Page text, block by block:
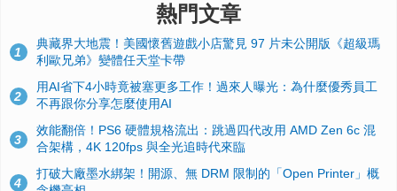
熱門文章
1
典藏界大地震！美國懷舊遊戲小店驚見 97 片未公開版《超級瑪
利歐兄弟》變體任天堂卡帶
2
用AI省下4小時竟被塞更多工作！過來人曝光：為什麼優秀員工
不再跟你分享怎麼使用AI
3
效能翻倍！PS6 硬體規格流出：跳過四代改用 AMD Zen 6c 混
合架構，4K 120fps 與全光追時代來臨
4
打破大廠墨水綁架！開源、無 DRM 限制的「Open Printer」概